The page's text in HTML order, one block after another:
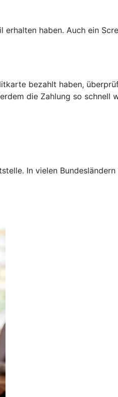
haben. Auch ein
bezahlt haben,
die Zahlung so schnell
In vielen